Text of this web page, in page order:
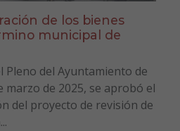
de los bienes
municipal de
Pleno del Ayuntamiento de
marzo de 2025, se aprobó el
del proyecto de revisión de